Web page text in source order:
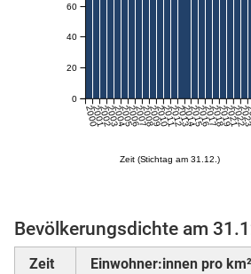
(Mikrozensus)
Zeit (Stichtag am 31.12.)
2000200120022003200420052006200720082009201020112012201320142015201620172018201920212022
0
20
40
60
Bevölkerungsdichte am
Zeit Einwohner:innen pro km²